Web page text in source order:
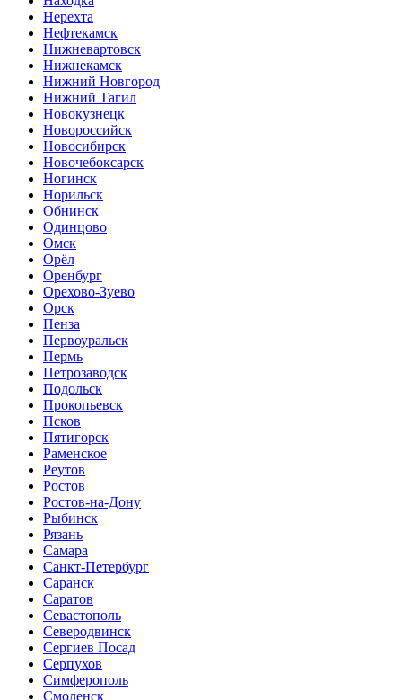
Нерехта
Нефтекамск
Нижневартовск
Нижнекамск
Нижний Новгород
Нижний Тагил
Новокузнецк
Новороссийск
Новосибирск
Новочебоксарск
Ногинск
Норильск
Обнинск
Одинцово
Омск
Орёл
Оренбург
Орехово-Зуево
Орск
Пенза
Первоуральск
Пермь
Петрозаводск
Подольск
Прокопьевск
Псков
Пятигорск
Раменское
Реутов
Ростов
Ростов-на-Дону
Рыбинск
Рязань
Самара
Санкт-Петербург
Саранск
Саратов
Севастополь
Северодвинск
Сергиев Посад
Серпухов
Симферополь
Смоленск